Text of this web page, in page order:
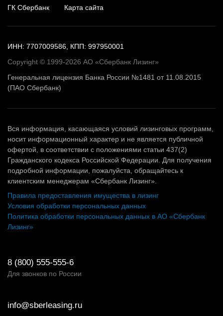
ГК Сбербанк
Карта сайта
ИНН: 7707009586, КПП: 997950001
Copyright © 1999-2026 АО «Сбербанк Лизинг»
Генеральная лицензия Банка России №1481 от 11.08.2015
(ПАО Сбербанк)
Вся информация, касающаяся условий лизинговых программ,
носит информационный характер и не является публичной
офертой, в соответствии с положениями статьи 437(2)
Гражданского кодекса Российской Федерации. Для получения
подробной информации, пожалуйста, обращайтесь к
клиентским менеджерам «Сбербанк Лизинг».
Правила предоставления имущества в лизинг
Условия обработки персональных данных
Политика обработки персональных данных в АО «Сбербанк
Лизинг»
8 (800) 555-555-6
Для звонков по России
info@sberleasing.ru